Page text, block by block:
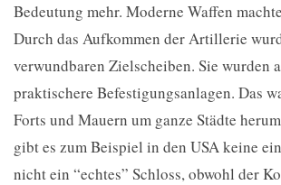
Bedeutung mehr. Moderne Waffen
Durch das Aufkommen der Artillerie
verwundbaren Zielscheiben. Sie wurden
praktischere Befestigungsanlagen. Das
Forts und Mauern um ganze Städte
gibt es zum Beispiel in den USA keine
nicht ein “echtes” Schloss, obwohl der